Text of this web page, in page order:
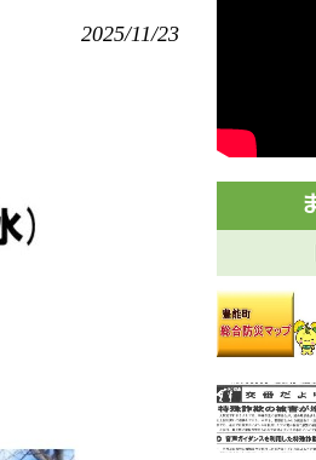
2025/11/23